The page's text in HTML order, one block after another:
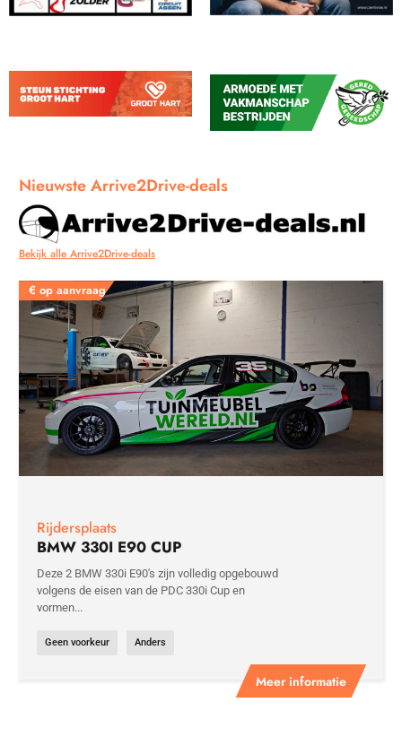
Nieuwste Arrive2Drive-deals
Bekijk alle Arrive2Drive-deals
€ op aanvraag
Meer informatie
Rijdersplaats
BMW 330I E90 CUP
Deze 2 BMW 330i E90's zijn volledig opgebouwd
volgens de eisen van de PDC 330i Cup en
vormen...
Geen voorkeur Anders